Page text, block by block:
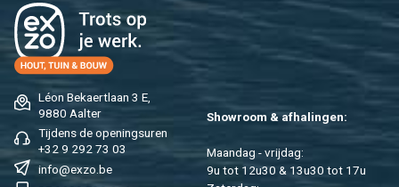
Léon Be­kaert­laan 3 E,
9880 Aal­ter
Tij­dens de ope­nings­uren
+32 9 292 73 03
info@​exzo.​be
Show­room & af­ha­lin­gen:
Maan­dag - vrij­dag:
9u tot 12u30 & 13u30 tot 17u